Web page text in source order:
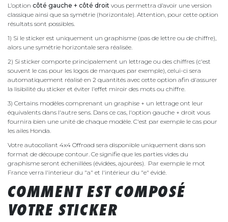
L’option côté gauche + côté droit vous permettra d’avoir une version
classique ainsi que sa symétrie (horizontale). Attention, pour cette option
résultats sont possibles.
1) Si le sticker est uniquement un graphisme (pas de lettre ou de chiffre),
alors une symétrie horizontale sera réalisée.
2) Si sticker comporte principalement un lettrage ou des chiffres (c'est
souvent le cas pour les logos de marques par exemple), celui-ci sera
automatiquement réalisé en 2 quantités avec cette option afin d'assurer
la lisibilité du sticker et éviter l'effet miroir des mots ou chiffre.
3) Certains modèles comprenant un graphise + un lettrage ont leur
équivalents dans l'autre sens. Dans ce cas, l'option gauche + droit vous
fournira bien une unité de chaque modèle. C'est par exemple le cas pour
les ailes Honda.
Votre autocollant 4x4 Offroad sera disponible uniquement dans son
format de découpe contour. Ce signifie que les parties vides du
graphisme seront échenillées (évidées, ajourées). Par exemple le mot
France verra l'interieur du "a" et l'intérieur du "e" évidé.
COMMENT EST COMPOSÉ
VOTRE STICKER